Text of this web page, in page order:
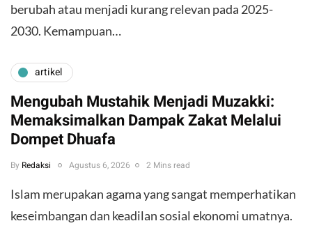
berubah atau menjadi kurang relevan pada 2025-
2030. Kemampuan…
artikel
Mengubah Mustahik Menjadi Muzakki:
Memaksimalkan Dampak Zakat Melalui
Dompet Dhuafa
By Redaksi Agustus 6, 2026 2 Mins read
Islam merupakan agama yang sangat memperhatikan
keseimbangan dan keadilan sosial ekonomi umatnya.